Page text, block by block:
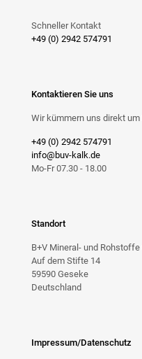
Schneller Kontakt
+49 (0) 2942 574791
Kontaktieren Sie uns
Wir kümmern uns direkt um
+49 (0) 2942 574791
info@buv-kalk.de
Mo-Fr 07.30 - 18.00
Standort
B+V Mineral- und Rohstoffe
Auf dem Stifte 14
59590 Geseke
Deutschland
Impressum/Datenschutz